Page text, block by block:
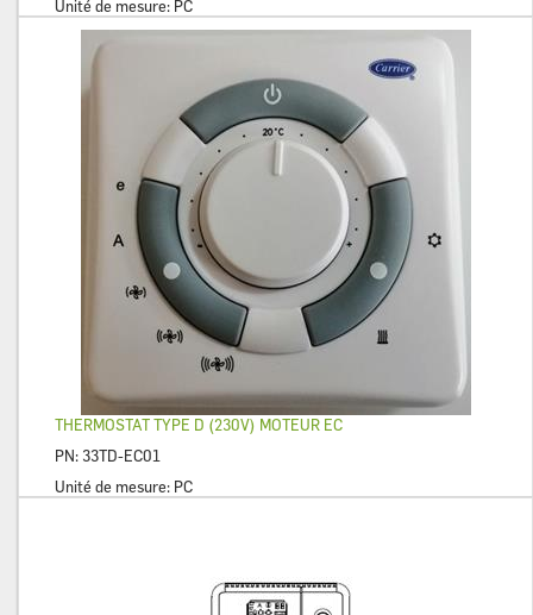
Unité de mesure: PC
THERMOSTAT TYPE D (230V) MOTEUR EC
PN: 33TD-EC01
Unité de mesure: PC